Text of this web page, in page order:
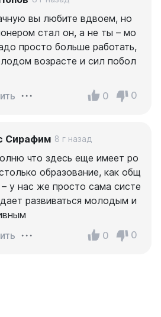
вы любите вдвоем, но
стал он, а не ты – мо
просто больше работать,
возрасте и сил побол
0 0
Сирафим 8 г назад
что здесь еще имеет ро
образование, как общ
у нас же просто сама систе
развиваться молодым и
0 0